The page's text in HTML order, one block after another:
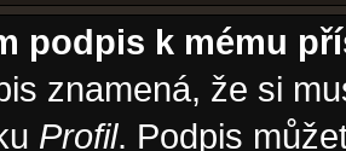
podpis k mému
znamená, že si
Profil. Podpis